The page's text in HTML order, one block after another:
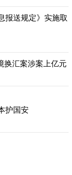
报送规定》实施取
换汇案涉案上亿元
护国安